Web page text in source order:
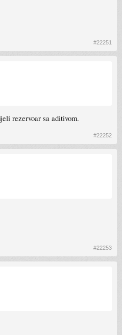
#22251
rezervoar sa aditivom.
#22252
#22253